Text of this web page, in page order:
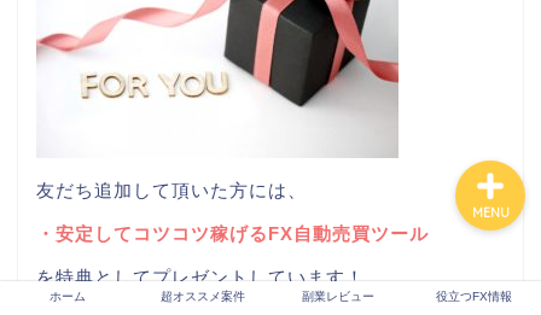
友だち追加して頂いた方には、
・安定してコツコツ稼げるFX自動売買ツール
を特典としてプレゼントしています！
ホーム 超オススメ案件 副業レビュー 役立つFX情報
MENU
副業レビュー
役立つFX情報